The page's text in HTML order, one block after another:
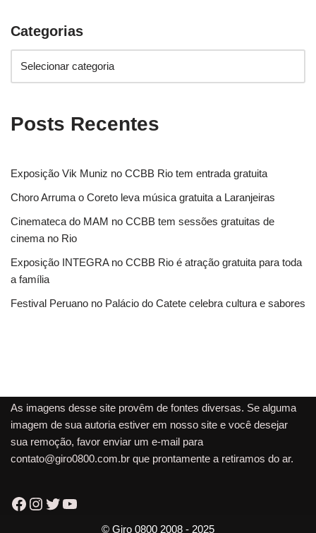
Categorias
Posts Recentes
Exposição Vik Muniz no CCBB Rio tem entrada gratuita
Choro Arruma o Coreto leva música gratuita a Laranjeiras
Cinemateca do MAM no CCBB tem sessões gratuitas de
cinema no Rio
Exposição INTEGRA no CCBB Rio é atração gratuita para toda
a família
Festival Peruano no Palácio do Catete celebra cultura e sabores
As imagens desse site provêm de fontes diversas. Se alguma
imagem de sua autoria estiver em nosso site e você desejar
sua remoção, favor enviar um e-mail para
contato@giro0800.com.br que prontamente a retiramos do ar.
© Giro 0800 2008 - 2025